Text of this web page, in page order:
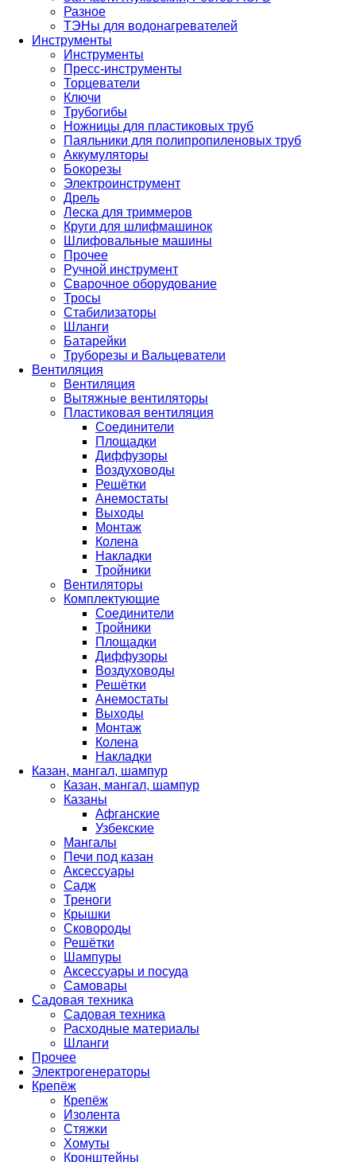
Разное
ТЭНы для водонагревателей
Инструменты
Инструменты
Пресс-инструменты
Торцеватели
Ключи
Трубогибы
Ножницы для пластиковых труб
Паяльники для полипропиленовых труб
Аккумуляторы
Бокорезы
Электроинструмент
Дрель
Леска для триммеров
Круги для шлифмашинок
Шлифовальные машины
Прочее
Ручной инструмент
Сварочное оборудование
Тросы
Стабилизаторы
Шланги
Батарейки
Труборезы и Вальцеватели
Вентиляция
Вентиляция
Вытяжные вентиляторы
Пластиковая вентиляция
Соединители
Площадки
Диффузоры
Воздуховоды
Решётки
Анемостаты
Выходы
Монтаж
Колена
Накладки
Тройники
Вентиляторы
Комплектующие
Соединители
Тройники
Площадки
Диффузоры
Воздуховоды
Решётки
Анемостаты
Выходы
Монтаж
Колена
Накладки
Казан, мангал, шампур
Казан, мангал, шампур
Казаны
Афганские
Узбекские
Мангалы
Печи под казан
Аксессуары
Садж
Треноги
Крышки
Сковороды
Решётки
Шампуры
Аксессуары и посуда
Самовары
Садовая техника
Садовая техника
Расходные материалы
Шланги
Прочее
Электрогенераторы
Крепёж
Крепёж
Изолента
Стяжки
Хомуты
Кронштейны